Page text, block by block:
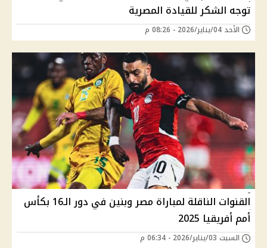
توجه الشكر للقيادة المصرية
الأحد 04/يناير/2026 - 08:26 م
القنوات الناقلة لمباراة مصر وبنين في دور الـ16 بكأس
أمم أفريقيا 2025
السبت 03/يناير/2026 - 06:34 م